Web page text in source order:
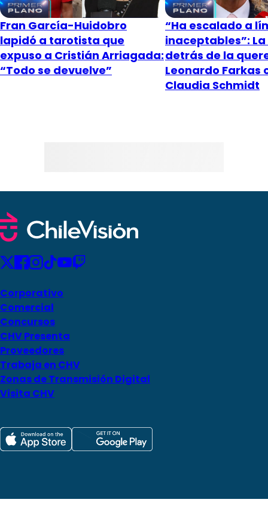
Fran García-Huidobro
lapidó a tarotista que
expuso a Cristián Arriagada:
“Todo se devuelve”
“Ha escalado a
inaceptables”:
detrás de la
Leonardo Farkas
Claudia Schmidt
Corporativo
Comercial
Concursos
CHV Presenta
Proveedores
Trabaja en CHV
Zonas de Transmisión Digital
Visita CHV